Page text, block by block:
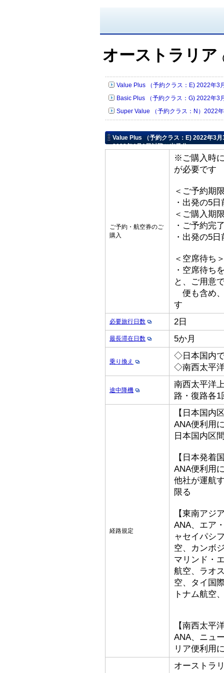
オーストラリア
Value Plus （予約クラス：E) 2022年3
Basic Plus （予約クラス：G) 2022年
Super Value （予約クラス：N）2022
Value Plus （予約クラス：E) 2022年3
2022年4月1日以降ご出発分
ご予約・航空券のご
購入
※ご購入時
が必要です
＜ご予約期
・出発の5
＜ご購入期
・ご予約完
・出発の5
＜空席待ち
・空席待ち
と、ご用意
便も含め
す
必要旅行日数 2日
最長滞在日数 5か月
乗り換え
◇日本国内
◇南西太平
途中降機
南西太平洋
路・復路各1
経路規定
【日本国内
ANA便利用
日本国内区
【日本発着
ANA便利用
他社が運航
限る
【東南アジ
ANA、エア
ャセイパシ
空、カンボ
マリンド・
航空、ラオ
空、タイ国
トナム航空
【南西太平
ANA、ニュ
リア便利用
オーストラ